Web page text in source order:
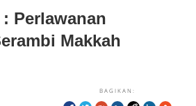
Perlawanan
Makkah
BAGIKAN: